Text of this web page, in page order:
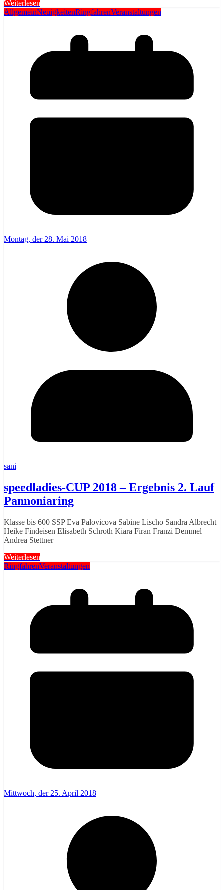
Weiterlesen
AllgemeinNeuigkeitenRingfahrenVeranstaltungen
Montag, der 28. Mai 2018
sani
speedladies-CUP 2018 – Ergebnis 2. Lauf
Pannoniaring
Klasse bis 600 SSP Eva Palovicova Sabine Lischo Sandra Albrecht
Heike Findeisen Elisabeth Schroth Kiara Firan Franzi Demmel
Andrea Stettner
Weiterlesen
RingfahrenVeranstaltungen
Mittwoch, der 25. April 2018